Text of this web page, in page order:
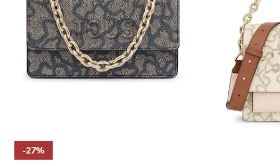
-27%